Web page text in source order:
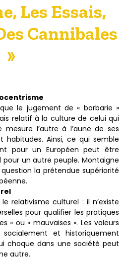
Les Essais,
Cannibales
»
le jugement de « barbarie »
relatif à la culture de celui qui
mesure l’autre à l’aune de ses
habitudes. Ainsi, ce qui semble
pour un Européen peut être
un autre peuple. Montaigne
la prétendue supériorité
relativisme culturel : il n’existe
pour qualifier les pratiques
» ou « mauvaises ». Les valeurs
et historiquement
choque dans une société peut
autre.